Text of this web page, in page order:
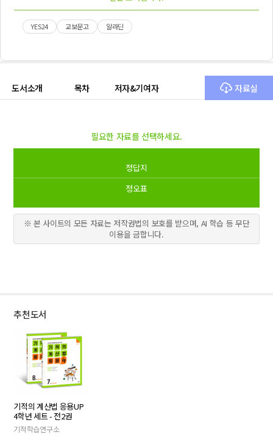
YES24 교보문고 알라딘
도서소개 목차 저자&기여자 자료실
필요한 자료를 선택하세요.
정답지
정오표
※ 본 사이트의 모든 자료는 저작권법의 보호를 받으며, AI 학습 등 무단
이용을 금합니다.
추천도서
기적의 계산법 응용UP
4학년 세트 - 전2권
기적학습연구소